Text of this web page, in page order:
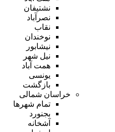
نشتیفان
نصرآباد
نقاب
نوخندان
نیشابور
نیل شهر
همت آباد
یونسی
بازگشت
خراسان شمالی
تمام شهر‌ها
بجنورد
آشخانه